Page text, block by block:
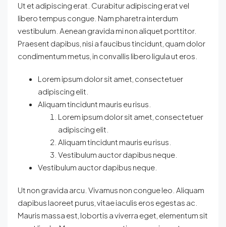
Ut et adipiscing erat. Curabitur adipiscing erat vel
libero tempus congue. Nam pharetra interdum
vestibulum. Aenean gravida mi non aliquet porttitor.
Praesent dapibus, nisi a faucibus tincidunt, quam dolor
condimentum metus, in convallis libero ligula ut eros.
Lorem ipsum dolor sit amet, consectetuer
adipiscing elit.
Aliquam tincidunt mauris eu risus.
Lorem ipsum dolor sit amet, consectetuer
adipiscing elit.
Aliquam tincidunt mauris eu risus.
Vestibulum auctor dapibus neque.
Vestibulum auctor dapibus neque.
Ut non gravida arcu. Vivamus non congue leo. Aliquam
dapibus laoreet purus, vitae iaculis eros egestas ac.
Mauris massa est, lobortis a viverra eget, elementum sit